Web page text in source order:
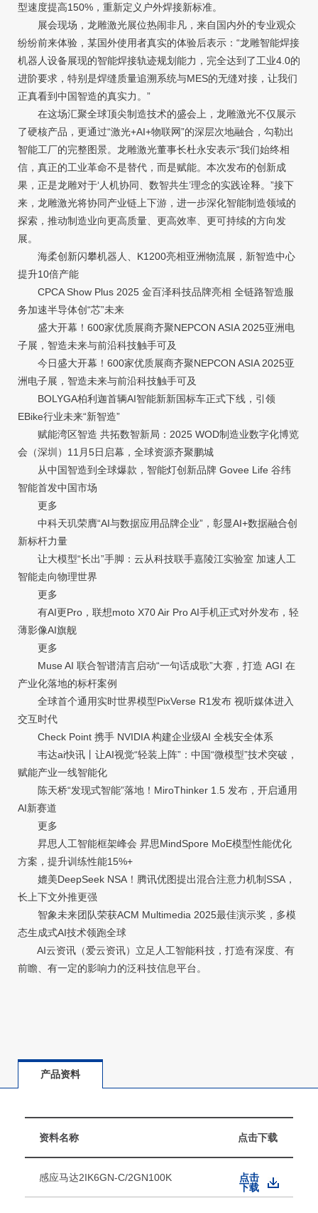
型速度提高150%，重新定义户外焊接新标准。
展会现场，龙雕激光展位热闹非凡，来自国内外的专业观众
纷纷前来体验，某国外使用者真实的体验后表示：“龙雕智能焊接
机器人设备展现的智能焊接轨迹规划能力，完全达到了工业4.0的
进阶要求，特别是焊缝质量追溯系统与MES的无缝对接，让我们
正真看到中国智造的真实力。”
在这场汇聚全球顶尖制造技术的盛会上，龙雕激光不仅展示
了硬核产品，更通过“激光+AI+物联网”的深层次地融合，勾勒出
智能工厂的完整图景。龙雕激光董事长杜永安表示“我们始终相
信，真正的工业革命不是替代，而是赋能。本次发布的创新成
果，正是龙雕对于‘人机协同、数智共生’理念的实践诠释。”接下
来，龙雕激光将协同产业链上下游，进一步深化智能制造领域的
探索，推动制造业向更高质量、更高效率、更可持续的方向发
展。
海柔创新闪攀机器人、K1200亮相亚洲物流展，新智造中心
提升10倍产能
CPCA Show Plus 2025 金百泽科技品牌亮相 全链路智造服
务加速半导体创“芯”未来
盛大开幕！600家优质展商齐聚NEPCON ASIA 2025亚洲电
子展，智造未来与前沿科技触手可及
今日盛大开幕！600家优质展商齐聚NEPCON ASIA 2025亚
洲电子展，智造未来与前沿科技触手可及
BOLYGA柏利迦首辆AI智能新新国标车正式下线，引领
EBike行业未来“新智造”
赋能湾区智造 共拓数智新局：2025 WOD制造业数字化博览
会（深圳）11月5日启幕，全球资源齐聚鹏城
从中国智造到全球爆款，智能灯创新品牌 Govee Life 谷纬
智能首发中国市场
更多
中科天玑荣膺“AI与数据应用品牌企业”，彰显AI+数据融合创
新标杆力量
让大模型“长出”手脚：云从科技联手嘉陵江实验室 加速人工
智能走向物理世界
更多
有AI更Pro，联想moto X70 Air Pro AI手机正式对外发布，轻
薄影像AI旗舰
更多
Muse AI 联合智谱清言启动“一句话成歌”大赛，打造 AGI 在
产业化落地的标杆案例
全球首个通用实时世界模型PixVerse R1发布 视听媒体进入
交互时代
Check Point 携手 NVIDIA 构建企业级AI 全栈安全体系
韦达ai快讯丨让AI视觉“轻装上阵”：中国“微模型”技术突破，
赋能产业一线智能化
陈天桥“发现式智能”落地！MiroThinker 1.5 发布，开启通用
AI新赛道
更多
昇思人工智能框架峰会 昇思MindSpore MoE模型性能优化
方案，提升训练性能15%+
媲美DeepSeek NSA！腾讯优图提出混合注意力机制SSA，
长上下文外推更强
智象未来团队荣获ACM Multimedia 2025最佳演示奖，多模
态生成式AI技术领跑全球
AI云资讯（爱云资讯）立足人工智能科技，打造有深度、有
前瞻、有一定的影响力的泛科技信息平台。
产品资料
资料名称 点击下载
感应马达2IK6GN-C/2GN100K
点击
下载